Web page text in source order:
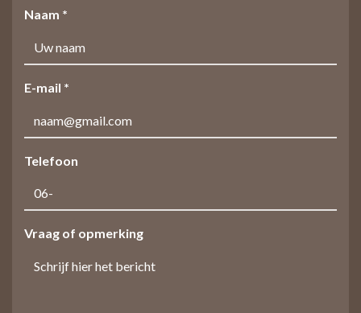
Naam *
E-mail *
Telefoon
Vraag of opmerking